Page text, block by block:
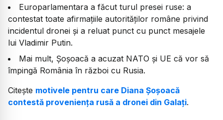
Europarlamentara a făcut turul presei ruse: a
contestat toate afirmațiile autorităților române privind
incidentul dronei și a reluat punct cu punct mesajele
lui Vladimir Putin.
Mai mult, Șoșoacă a acuzat NATO și UE că vor să
împingă România în război cu Rusia.
Citește motivele pentru care Diana Șoșoacă
contestă proveniența rusă a dronei din Galați.